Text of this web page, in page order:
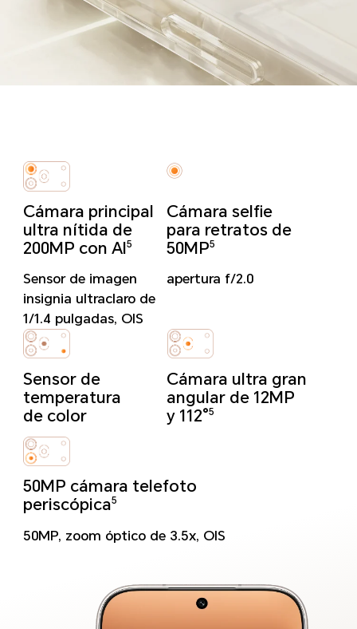
Cámara principal
ultra nítida de
200MP con AI5
Sensor de imagen
insignia ultraclaro de
1/1.4 pulgadas, OIS
Cámara selfie
para retratos de
50MP5
apertura f/2.0
Sensor de
temperatura
de color
Cámara ultra gran
angular de 12MP
y 112°5
50MP cámara telefoto
periscópica5
50MP, zoom óptico de 3.5x, OIS